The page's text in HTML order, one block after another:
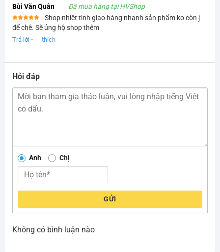
Bùi Văn Quân Đã mua hàng tại HVShop
Được xếp
hạng55
sao
Shop nhiệt tình giao hàng nhanh sản phẩm ko còn j
để chê. Sẽ ủng hộ shop thêm
Trả lời • thích
Hỏi đáp
Anh Chị
GỬI
Không có bình luận nào